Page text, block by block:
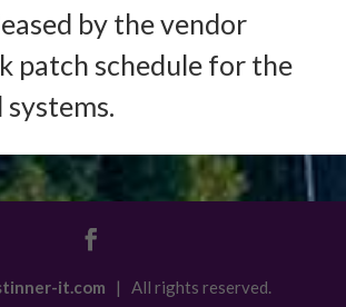
by the vendor
patch schedule for the
it.com | All rights reserved.